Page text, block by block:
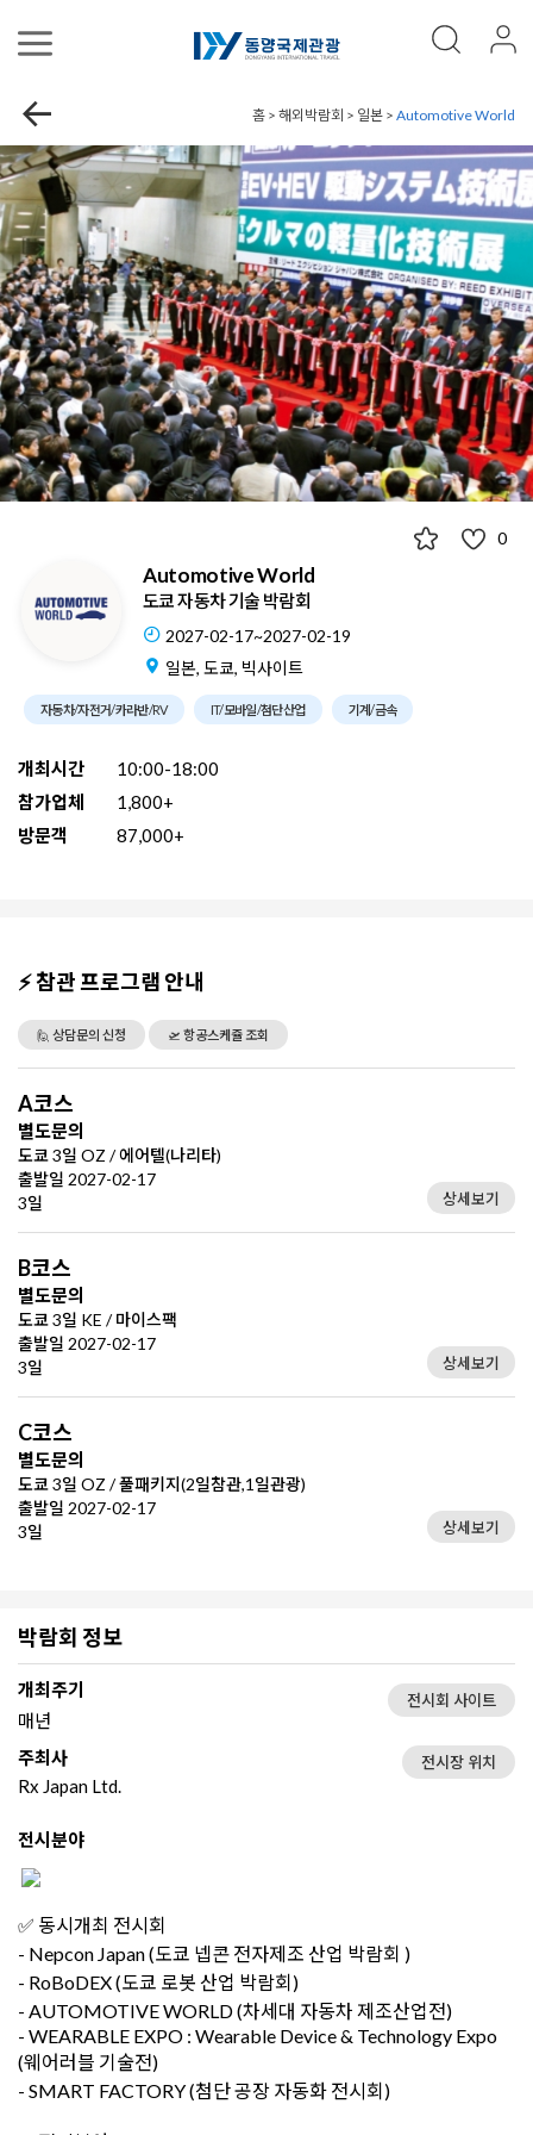
홈 > 해외박람회 > 일본 > Automotive World
0
Automotive World
도쿄 자동차 기술 박람회
2027-02-17~2027-02-19
일본, 도쿄, 빅사이트
자동차/자전거/카라반/RV IT/모바일/첨단산업 기계/금속
개최시간
10:00-18:00
참가업체
1,800+
방문객
87,000+
⚡ 참관 프로그램 안내
🙋 상담문의 신청 🛫 항공스케쥴 조회
A코스
별도문의
도쿄 3일 OZ / 에어텔(나리타)
출발일 2027-02-17
3일
상세보기
B코스
별도문의
도쿄 3일 KE / 마이스팩
출발일 2027-02-17
3일
상세보기
C코스
별도문의
도쿄 3일 OZ / 풀패키지(2일참관,1일관광)
출발일 2027-02-17
3일
상세보기
박람회 정보
개최주기
매년
전시회 사이트
주최사
Rx Japan Ltd.
전시장 위치
전시분야
✅ 동시개최 전시회
- Nepcon Japan (도쿄 넵콘 전자제조 산업 박람회 )
- RoBoDEX (도쿄 로봇 산업 박람회)
- AUTOMOTIVE WORLD (차세대 자동차 제조산업전)
- WEARABLE EXPO : Wearable Device & Technology Expo
(웨어러블 기술전)
- SMART FACTORY (첨단 공장 자동화 전시회)